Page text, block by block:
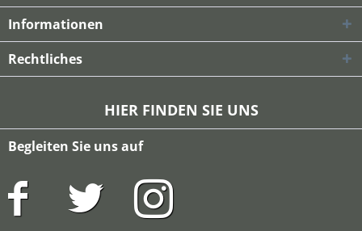
Informationen
Rechtliches
HIER FINDEN SIE UNS
Begleiten Sie uns auf